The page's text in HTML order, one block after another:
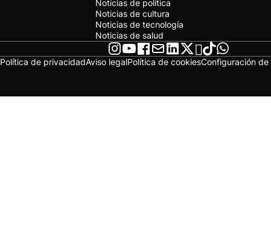
Noticias de política
Noticias de cultura
Noticias de tecnología
Noticias de salud
Política de privacidadAviso legalPolítica de cookiesConfiguración de